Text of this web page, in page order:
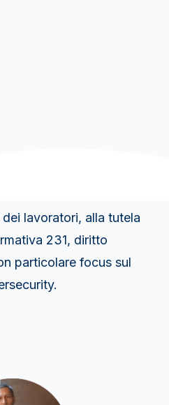
lavoratori, alla tutela
231, diritto
particolare focus sul